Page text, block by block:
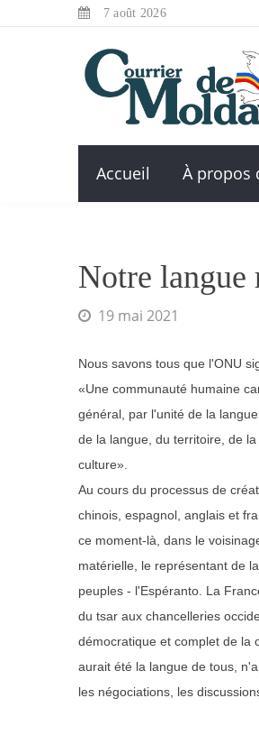
7 août 2026
Accueil À propos
Notre langue
19 mai 2021
Nous savons tous que l'ONU
«Une communauté humaine
général, par l'unité de la
de la langue, du territoire, de
culture».
Au cours du processus de
chinois, espagnol, anglais et
ce moment-là, dans le
matérielle, le représentant de
peuples - l'Espéranto. La
du tsar aux chancelleries
démocratique et complet de la
aurait été la langue de tous,
les négociations, les